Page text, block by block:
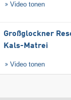
Video tonen
Großglockner
Kals-Matrei
Video tonen